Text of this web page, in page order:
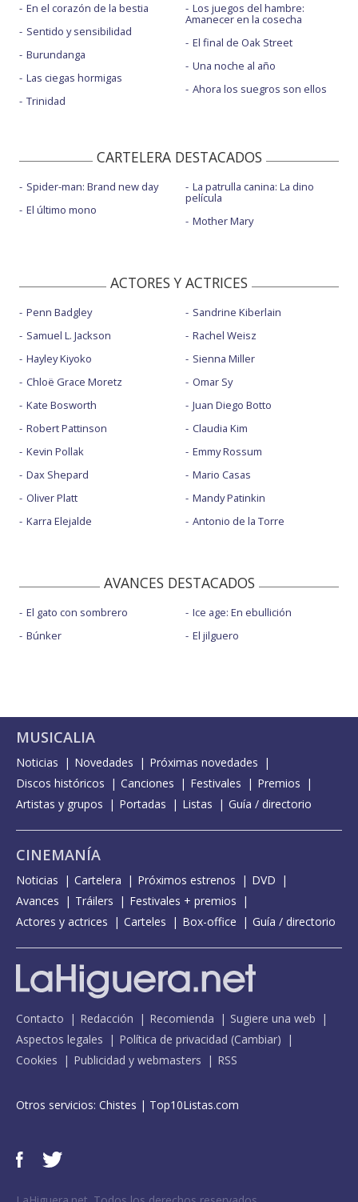
En el corazón de la bestia
Sentido y sensibilidad
Burundanga
Las ciegas hormigas
Trinidad
Los juegos del hambre:
Amanecer en la cosecha
El final de Oak Street
Una noche al año
Ahora los suegros son ellos
CARTELERA DESTACADOS
Spider-man: Brand new day
El último mono
La patrulla canina: La dino
película
Mother Mary
ACTORES Y ACTRICES
Penn Badgley
Samuel L. Jackson
Hayley Kiyoko
Chloë Grace Moretz
Kate Bosworth
Robert Pattinson
Kevin Pollak
Dax Shepard
Oliver Platt
Karra Elejalde
Sandrine Kiberlain
Rachel Weisz
Sienna Miller
Omar Sy
Juan Diego Botto
Claudia Kim
Emmy Rossum
Mario Casas
Mandy Patinkin
Antonio de la Torre
AVANCES DESTACADOS
El gato con sombrero
Búnker
Ice age: En ebullición
El jilguero
MUSICALIA
Noticias Novedades
Próximas novedades
Discos históricos
Canciones Festivales
Premios
Artistas y grupos
Portadas Listas Guía / directorio
CINEMANÍA
Noticias Cartelera Próximos estrenos
DVD
Avances
Tráilers
Festivales + premios
Actores y actrices
Carteles Box-office Guía / directorio
Contacto Redacción Recomienda
Sugiere una web
Aspectos legales
Política de privacidad (Cambiar)
Cookies
Publicidad y webmasters RSS
Otros servicios: Chistes | Top10Listas.com